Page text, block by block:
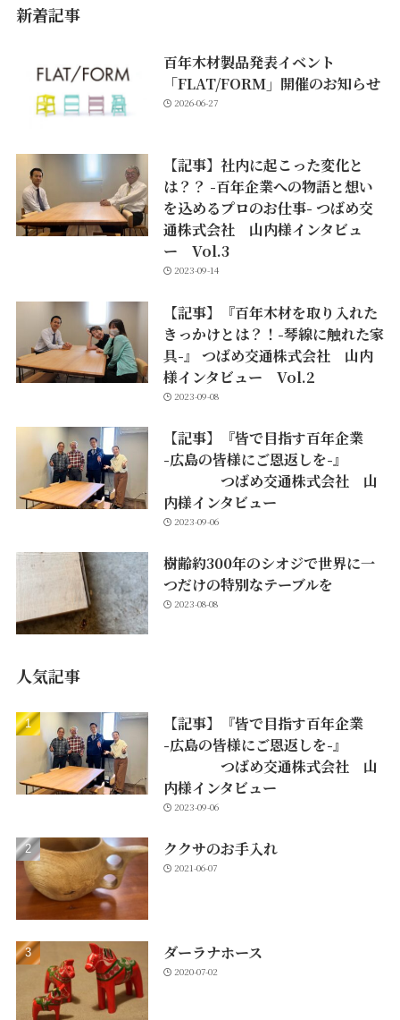
新着記事
百年木材製品発表イベント
「FLAT/FORM」開催のお知らせ
2026-06-27
【記事】社内に起こった変化と
は？？ -百年企業への物語と想い
を込めるプロのお仕事- つばめ交
通株式会社 山内様インタビュ
ー Vol.3
2023-09-14
【記事】『百年木材を取り入れた
きっかけとは？！-琴線に触れた家
具-』 つばめ交通株式会社 山内
様インタビュー Vol.2
2023-09-08
【記事】『皆で目指す百年企業
-広島の皆様にご恩返しを-』
つばめ交通株式会社 山
内様インタビュー
2023-09-06
樹齢約300年のシオジで世界に一
つだけの特別なテーブルを
2023-08-08
人気記事
【記事】『皆で目指す百年企業
-広島の皆様にご恩返しを-』
つばめ交通株式会社 山
内様インタビュー
2023-09-06
ククサのお手入れ
2021-06-07
ダーラナホース
2020-07-02